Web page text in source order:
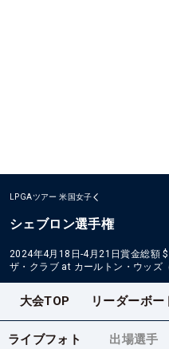
LPGAツアー 米国女子
シェブロン選手権
2024年4月18日-4月21日賞金総額
ザ・クラブ at カールトン・ウッズ
大会TOP リーダーボー
ライブフォト 出場選手